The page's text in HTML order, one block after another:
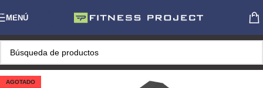
Skip to navigation
Skip to main content
MENÚ
AGOTADO